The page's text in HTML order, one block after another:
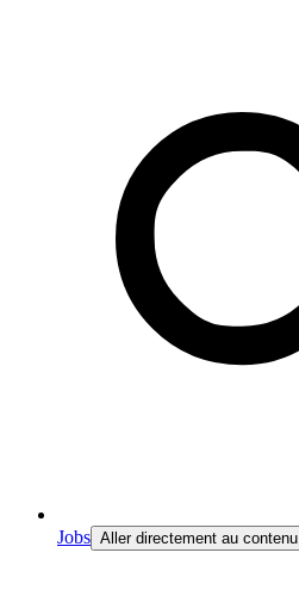
Jobs Aller directement au contenu